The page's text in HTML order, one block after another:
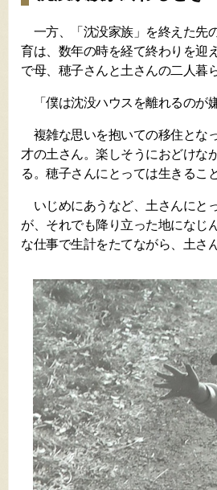
一方、「沈没家族」を終えた先
育は、数年の時を経て終わりを迎
で母、穂子さんと土さんの二人暮
「僕は沈没ハウスを離れるのが
複雑な思いを抱いての移住とな
才の土さん。楽しそうにおどけな
る。穂子さんにとっては生きるこ
いじめにあうなど、土さんにと
が、それでも降り立った地になじ
な仕事で生計をたてながら、土さ